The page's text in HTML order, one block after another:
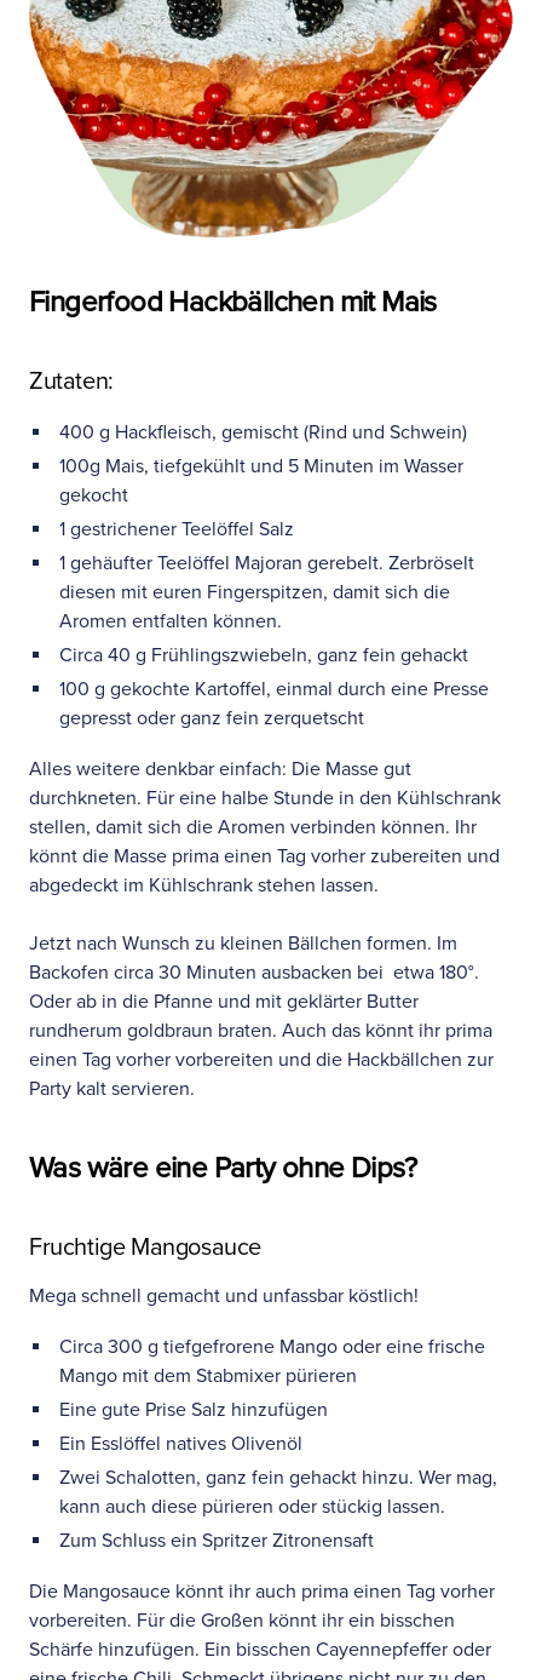
Fingerfood Hackbällchen mit Mais
Zutaten:
400 g Hackfleisch, gemischt (Rind und Schwein)
100g Mais, tiefgekühlt und 5 Minuten im Wasser
gekocht
1 gestrichener Teelöffel Salz
1 gehäufter Teelöffel Majoran gerebelt. Zerbröselt
diesen mit euren Fingerspitzen, damit sich die
Aromen entfalten können.
Circa 40 g Frühlingszwiebeln, ganz fein gehackt
100 g gekochte Kartoffel, einmal durch eine Presse
gepresst oder ganz fein zerquetscht
Alles weitere denkbar einfach: Die Masse gut
durchkneten. Für eine halbe Stunde in den Kühlschrank
stellen, damit sich die Aromen verbinden können. Ihr
könnt die Masse prima einen Tag vorher zubereiten und
abgedeckt im Kühlschrank stehen lassen.
Jetzt nach Wunsch zu kleinen Bällchen formen. Im
Backofen circa 30 Minuten ausbacken bei etwa 180°.
Oder ab in die Pfanne und mit geklärter Butter
rundherum goldbraun braten. Auch das könnt ihr prima
einen Tag vorher vorbereiten und die Hackbällchen zur
Party kalt servieren.
Was wäre eine Party ohne Dips?
Fruchtige Mangosauce
Mega schnell gemacht und unfassbar köstlich!
Circa 300 g tiefgefrorene Mango oder eine frische
Mango mit dem Stabmixer pürieren
Eine gute Prise Salz hinzufügen
Ein Esslöffel natives Olivenöl
Zwei Schalotten, ganz fein gehackt hinzu. Wer mag,
kann auch diese pürieren oder stückig lassen.
Zum Schluss ein Spritzer Zitronensaft
Die Mangosauce könnt ihr auch prima einen Tag vorher
vorbereiten. Für die Großen könnt ihr ein bisschen
Schärfe hinzufügen. Ein bisschen Cayennepfeffer oder